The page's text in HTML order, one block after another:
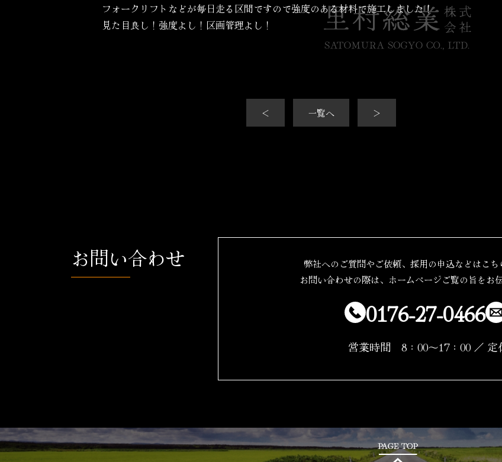
フォークリフトなどが毎日走る区間ですので強度のある材料で施工しました！
見た目良し！強度よし！区画管理よし！
＜ 一覧へ ＞
お問い合わせ
弊社へのご質問やご依頼、採用の申込などはこち
お問い合わせの際は、ホームページご覧の旨をお
0176-27-0466
営業時間 8：00～17：00 ／